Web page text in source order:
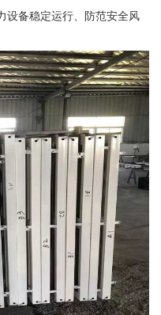
设备稳定运行、防范安全风